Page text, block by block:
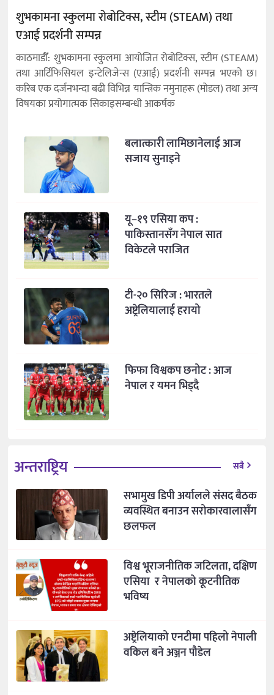
शुभकामना स्कुलमा रोबोटिक्स, स्टीम (STEAM) तथा
एआई प्रदर्शनी सम्पन्न
काठमाडौँ: शुभकामना स्कुलमा आयोजित रोबोटिक्स, स्टीम (STEAM)
तथा आर्टिफिसियल इन्टेलिजेन्स (एआई) प्रदर्शनी सम्पन्न भएको छ।
करिब एक दर्जनभन्दा बढी विभिन्न यान्त्रिक नमुनाहरू (मोडल) तथा अन्य
विषयका प्रयोगात्मक सिकाइसम्बन्धी आकर्षक
बलात्कारी लामिछानेलाई आज
सजाय सुनाइने
यू–१९ एसिया कप :
पाकिस्तानसँग नेपाल सात
विकेटले पराजित
टी-२० सिरिज : भारतले
अष्ट्रेलियालाई हरायो
फिफा विश्वकप छनोट : आज
नेपाल र यमन भिड्दै
अन्तराष्ट्रिय सबै
सभामुख डिपी अर्यालले संसद बैठक
व्यवस्थित बनाउन सरोकारवालासँग
छलफल
विश्व भूराजनीतिक जटिलता, दक्षिण
एसिया र नेपालको कूटनीतिक
भविष्य
अष्ट्रेलियाको एनटीमा पहिलो नेपाली
वकिल बने अञ्जन पौडेल